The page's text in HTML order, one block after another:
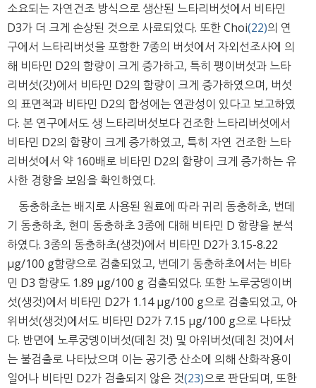
소요되는 자연건조 방식으로 생산된 느타리버섯에서 비타민
D3가 더 크게 손상된 것으로 사료되었다. 또한 Choi(22)의 연
구에서 느타리버섯을 포함한 7종의 버섯에서 자외선조사에 의
해 비타민 D2의 함량이 크게 증가하고, 특히 팽이버섯과 느타
리버섯(갓)에서 비타민 D2의 함량이 크게 증가하였으며, 버섯
의 표면적과 비타민 D2의 합성에는 연관성이 있다고 보고하였
다. 본 연구에서도 생 느타리버섯보다 건조한 느타리버섯에서
비타민 D2의 함량이 크게 증가하였고, 특히 자연 건조한 느타
리버섯에서 약 160배로 비타민 D2의 함량이 크게 증가하는 유
사한 경향을 보임을 확인하였다.
동충하초는 배지로 사용된 원료에 따라 귀리 동충하초, 번데
기 동충하초, 현미 동충하초 3종에 대해 비타민 D 함량을 분석
하였다. 3종의 동충하초(생것)에서 비타민 D2가 3.15-8.22
μg/100 g함량으로 검출되었고, 번데기 동충하초에서는 비타
민 D3 함량도 1.89 μg/100 g 검출되었다. 또한 노루궁뎅이버
섯(생것)에서 비타민 D2가 1.14 μg/100 g으로 검출되었고, 아
위버섯(생것)에서도 비타민 D2가 7.15 μg/100 g으로 나타났
다. 반면에 노루궁뎅이버섯(데친 것) 및 아위버섯(데친 것)에서
는 불검출로 나타났으며 이는 공기중 산소에 의해 산화작용이
일어나 비타민 D2가 검출되지 않은 것(23)으로 판단되며, 또한